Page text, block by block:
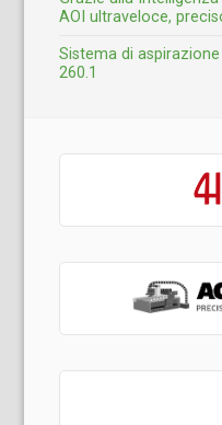
AOI ultraveloce,
Sistema di
260.1